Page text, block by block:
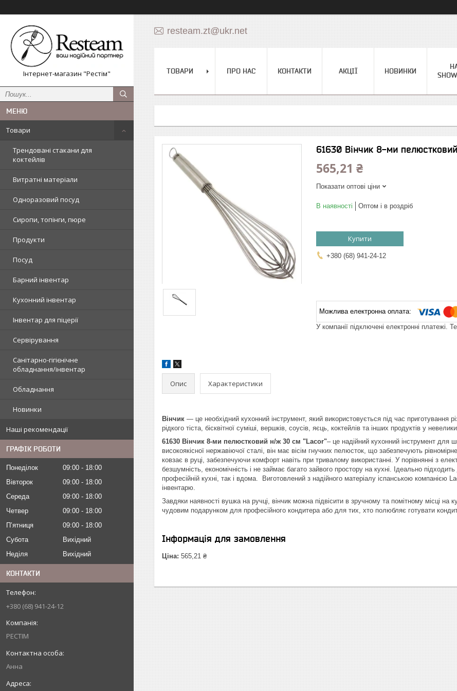
Інтернет-магазин "Рестім"
Товари
Трендовані стакани для
коктейлів
Витратні матеріали
Одноразовий посуд
Сиропи, топінги, пюре
Продукти
Посуд
Барний інвентар
Кухонний інвентар
Інвентар для піцерії
Сервірування
Санітарно-гігієнічне
обладнання/інвентар
Обладнання
Новинки
Наші рекомендації
ГРАФІК РОБОТИ
Понеділок 09:00
18:00
Вівторок
09:00
18:00
Середа
09:00
18:00
Четвер
09:00
18:00
Пʼятниця
09:00
18:00
Субота
Вихідний
Неділя
Вихідний
КОНТАКТИ
+380 (68) 941-24-12
РЕСТІМ
Анна
resteam.zt@ukr.net
ТОВАРИ ПРО НАС КОНТАКТИ АКЦІЇ НОВИНКИ
61630 Вінчик 8-ми
565,21 ₴
Показати оптові ціни
В наявності Оптом і в роздріб
Купити
+380 (68) 941-24-12
У компанії підключені електронні
Опис Характеристики
Вінчик — це необхідний кухонний інструмент, який використовується під час приготування
рідкого тіста, бісквітної суміші, вершків, соусів, яєць, коктейлів та інших продуктів у
61630 Вінчик 8-ми пелюстковий н/ж 30 см "Lacor"– це надійний кухонний інструмент для
високоякісної нержавіючої сталі, він має вісім гнучких пелюсток, що забезпечують
ковзає в руці, забезпечуючи комфорт навіть при тривалому використанні. У порівнянні з
безшумність, економічність і не займає багато зайвого простору на кухні. Ідеально
професійній кухні, так і вдома. Виготовлений з надійного матеріалу іспанською компанією
інвентарю.
Завдяки наявності вушка на ручці, вінчик можна підвісити в зручному та помітному місці
чудовим подарунком для професійного кондитера або для тих, хто полюбляє готувати
Інформація для замовлення
Ціна: 565,21 ₴